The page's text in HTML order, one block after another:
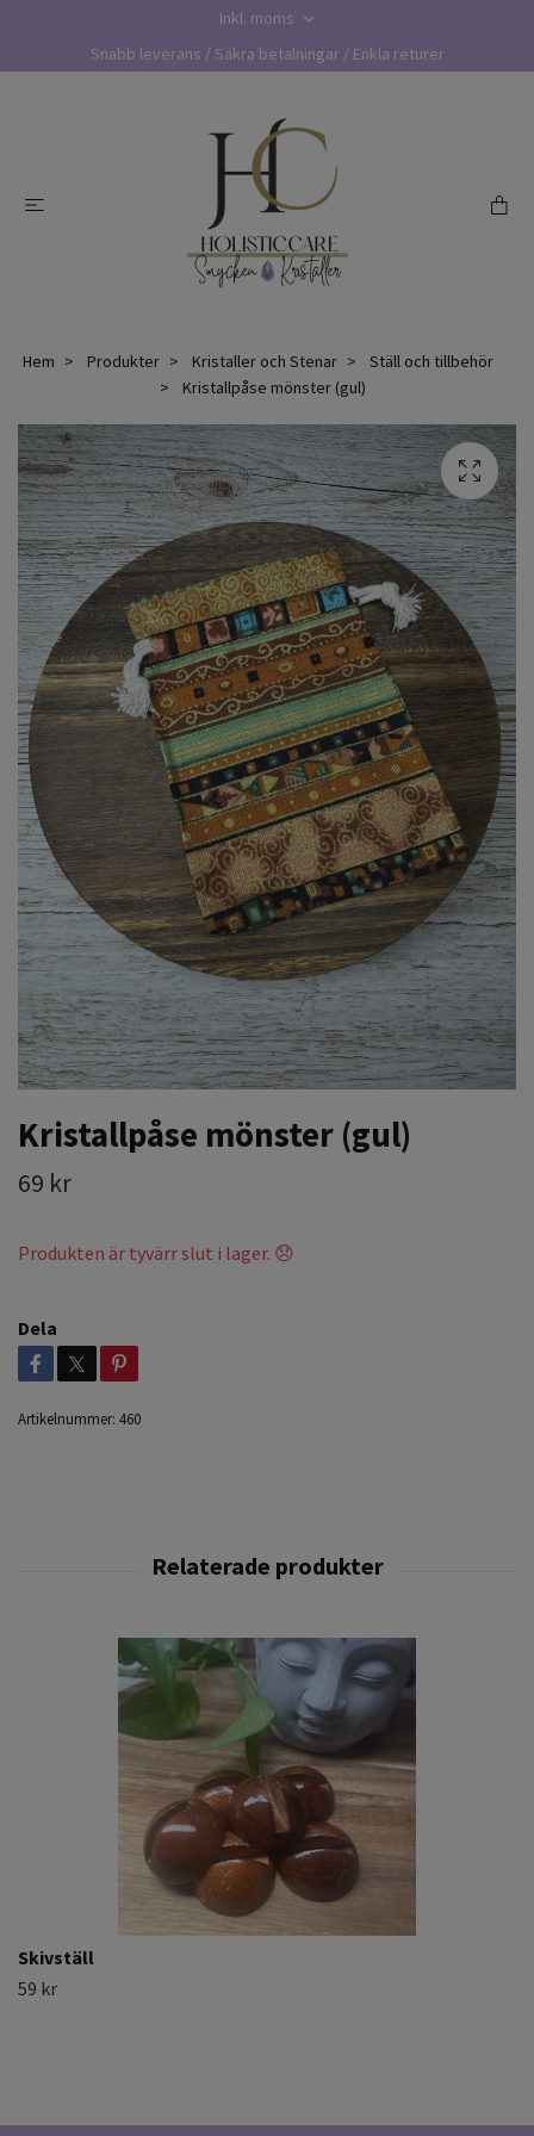
Inkl. moms
Snabb leverans / Säkra betalningar / Enkla returer
Hem Produkter Kristaller och Stenar
Ställ och tillbehör
Kristallpåse mönster (gul)
Kristallpåse mönster (gul)
69 kr
Produkten är tyvärr slut i lager. 😞
Dela
Artikelnummer: 460
Skivställ
59 kr